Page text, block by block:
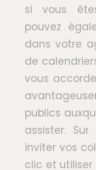
si vous
pouvez
dans votre
de
vous
publics
assister.
inviter vos
clic et